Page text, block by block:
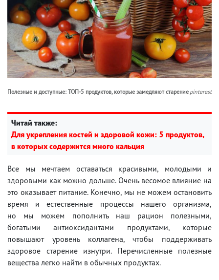
Полезные и доступные: ТОП-5 продуктов, которые замедляют старение pinterest
Читай также:
Для укрепления костей и здоровой кожи: 5 продуктов,
в которых содержится много кальция
Все мы мечтаем оставаться красивыми, молодыми и
здоровыми как можно дольше. Очень весомое влияние на
это оказывает питание. Конечно, мы не можем остановить
время и естественные процессы нашего организма,
но мы можем пополнить наш рацион полезными,
богатыми антиоксидантами продуктами, которые
повышают уровень коллагена, чтобы поддерживать
здоровое старение изнутри. Перечисленные полезные
вещества легко найти в обычных продуктах.